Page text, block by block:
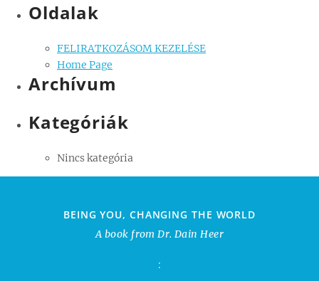
Oldalak
FELIRATKOZÁSOM KEZELÉSE
Home Page
Archívum
Kategóriák
Nincs kategória
BEING YOU, CHANGING THE WORLD
A book from Dr. Dain Heer
: